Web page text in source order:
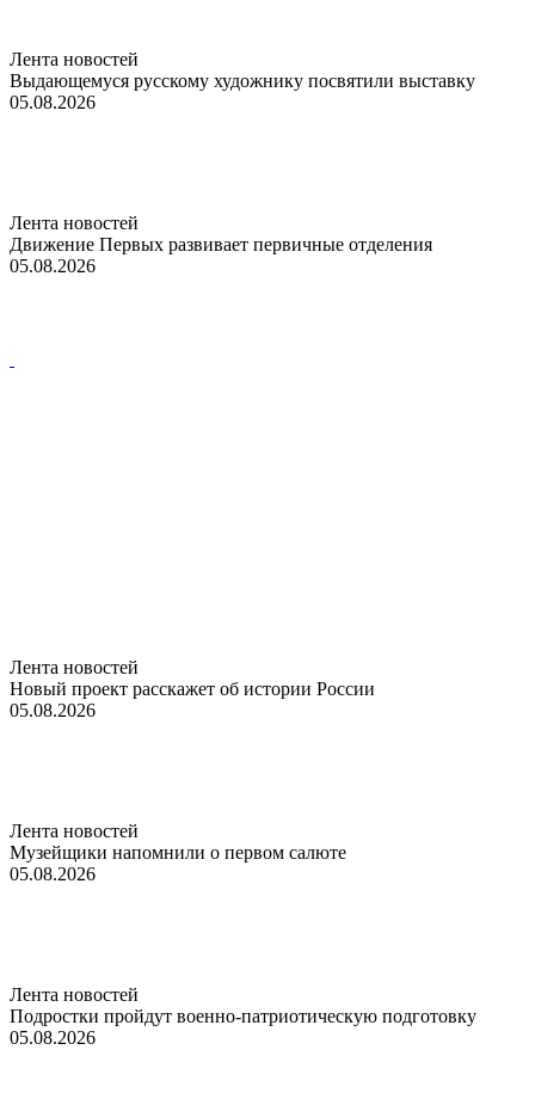
Лента новостей
Выдающемуся русскому художнику посвятили выставку
05.08.2026
Лента новостей
Движение Первых развивает первичные отделения
05.08.2026
Лента новостей
Новый проект расскажет об истории России
05.08.2026
Лента новостей
Музейщики напомнили о первом салюте
05.08.2026
Лента новостей
Подростки пройдут военно-патриотическую подготовку
05.08.2026